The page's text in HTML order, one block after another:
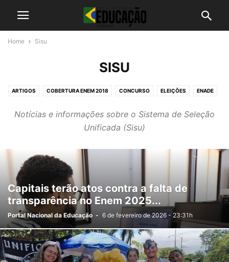
Home Sisu
SISU
ARTIGOS COBERTURA ENEM 2018 CONCURSO ELEIÇÕES ENADE
NOTICIAS PROUNI SIMULADOS SISU TESTE UNIVERSIDADES
VIDEO
Notícias e informações sobre o Sistema de Seleção
Unificada (Sisu)
Capitais terão atos contra a falta de
transparência no Enem 2025...
Portal Nacional da Educação - 6 de fevereiro de 2026 - 23:31h